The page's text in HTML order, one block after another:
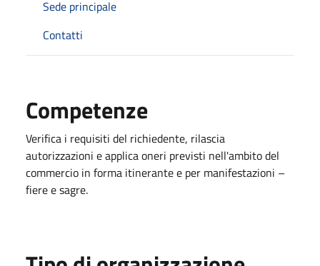
Sede principale
Contatti
Competenze
Verifica i requisiti del richiedente, rilascia
autorizzazioni e applica oneri previsti nell'ambito del
commercio in forma itinerante e per manifestazioni –
fiere e sagre.